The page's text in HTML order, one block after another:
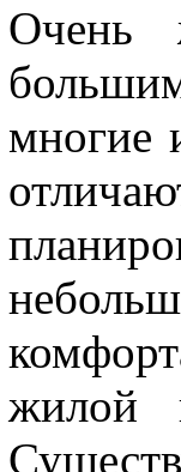
Очень
многие
жилой